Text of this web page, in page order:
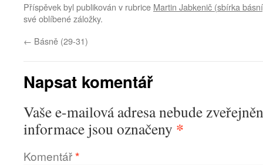
Příspěvek byl publikován v rubrice Martin Jabkenič (sbírka
své oblíbené záložky.
← Básně (29-31)
Napsat komentář
Vaše e-mailová adresa nebude
informace jsou označeny *
Komentář*